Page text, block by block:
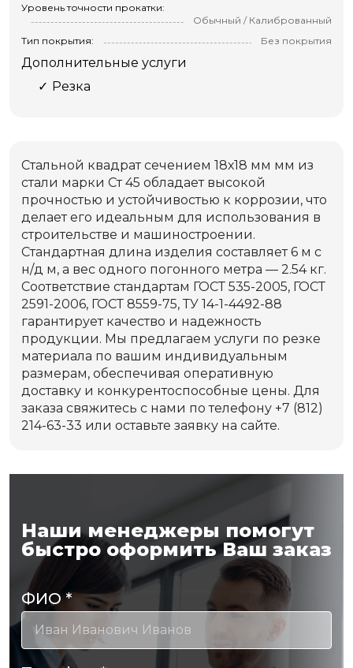
Уровень точности прокатки:
Обычный / Калиброванный
Тип покрытия:
Без покрытия
Дополнительные услуги
Резка
Стальной квадрат сечением 18х18 мм мм из
стали марки Ст 45 обладает высокой
прочностью и устойчивостью к коррозии, что
делает его идеальным для использования в
строительстве и машиностроении.
Стандартная длина изделия составляет 6 м с
н/д м, а вес одного погонного метра — 2.54 кг.
Соответствие стандартам ГОСТ 535-2005, ГОСТ
2591-2006, ГОСТ 8559-75, ТУ 14-1-4492-88
гарантирует качество и надежность
продукции. Мы предлагаем услуги по резке
материала по вашим индивидуальным
размерам, обеспечивая оперативную
доставку и конкурентоспособные цены. Для
заказа свяжитесь с нами по телефону +7 (812)
214-63-33 или оставьте заявку на сайте.
Наши менеджеры помогут
быстро оформить Ваш заказ
ФИО*